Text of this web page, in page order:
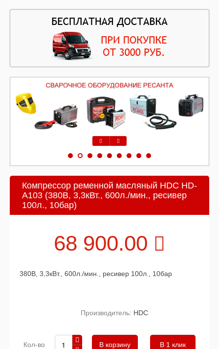
Компрессор ременной масляный HDC HD-
A103 (380В, 3,3кВт., 600л./мин., ресивер
100л., 10бар)
68 900.00
380В, 3,3кВт., 600л./мин., ресивер 100л., 10бар
Производитель: HDC
Кол-во В 1 клик